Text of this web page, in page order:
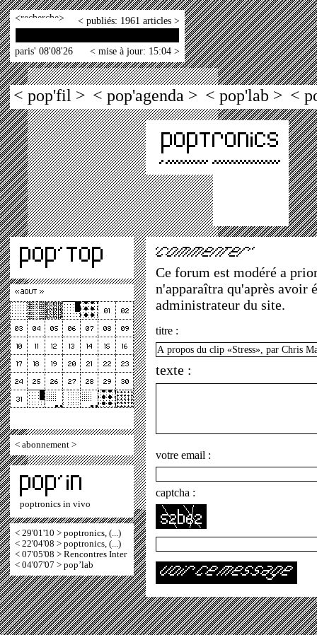
< > < publiés: 1961 articles >
paris' 08'08'26 < mise à jour: 15:04 >
< pop'fil > < pop'agenda > < pop'lab > <
< abonnement >
poptronics in vivo
< 29'01'10 > poptronics, (...)
< 22'04'08 > poptronics, (...)
< 07'05'08 > Rencontres Inter
< 04'07'07 > pop’lab
Ce forum est modéré a
n'apparaîtra qu'après avoir
administrateur du site.
titre :
texte :
votre email :
captcha :